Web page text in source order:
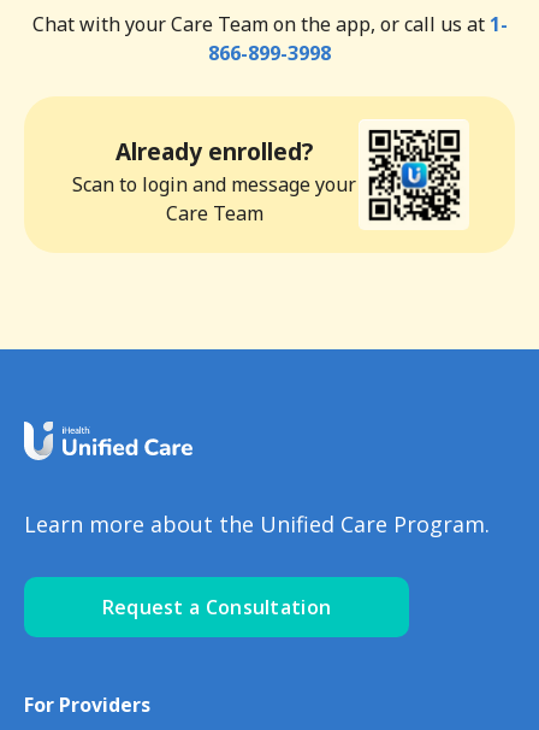
Chat with your Care Team on the app, or call us at 1-
866-899-3998
Already enrolled?
Scan to login and message your
Care Team
Learn more about the Unified Care Program.
Request a Consultation
For Providers